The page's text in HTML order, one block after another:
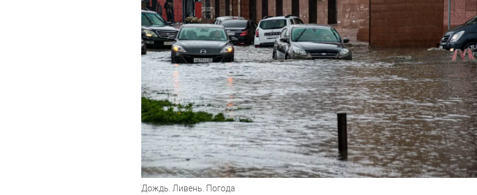
Дождь. Ливень. Погода